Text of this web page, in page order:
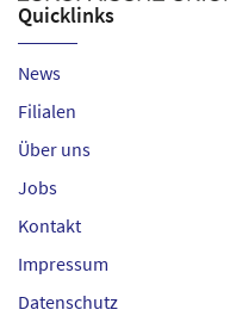
Quicklinks
News
Filialen
Über uns
Jobs
Kontakt
Impressum
Datenschutz